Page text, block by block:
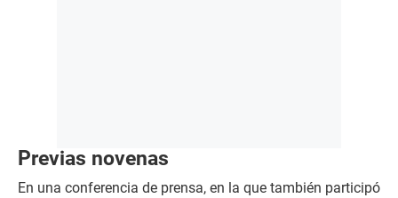
Previas novenas
En una conferencia de prensa, en la que también participó